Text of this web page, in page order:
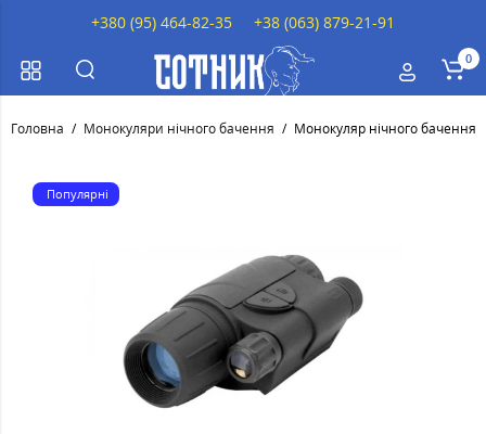
0
Головна Монокуляри нічного бачення Монокуляр нічного бачення
Популярні
+380 (95) 464-82-35 +38 (063) 879-21-91